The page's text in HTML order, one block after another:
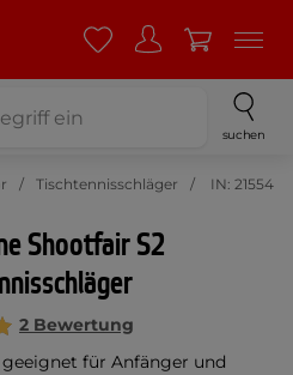
suchen
Tischtennisschläger IN: 21554
Shootfair S2
2 Bewertung
für Anfänger und